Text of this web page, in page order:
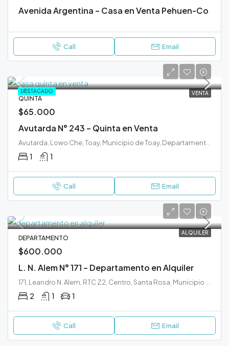
Avenida Argentina – Casa en Venta Pehuen-Co
Call Email
DESTACADO VENTA
QUINTA
$65.000
Avutarda N° 243 – Quinta en Venta
1 1
Call Email
ALQUILER
DEPARTAMENTO
$600.000
L. N. Alem N° 171 – Departamento en Alquiler
2 1 1
Call Email